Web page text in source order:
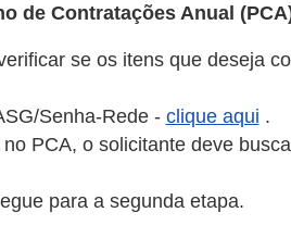
de Contratações Anual
se os itens que deseja
Senha-Rede - clique aqui .
PCA, o solicitante deve
para a segunda etapa.